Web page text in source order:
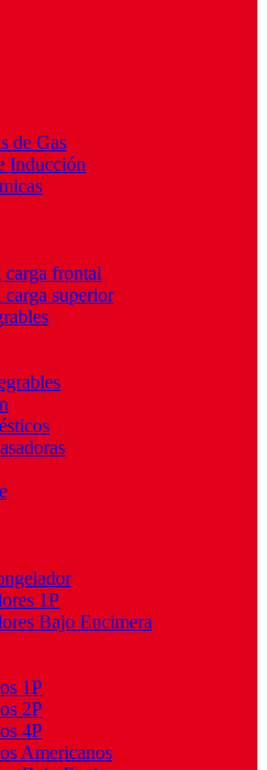
de Gas
Inducción
carga frontal
superior
1P
Bajo Encimera
1P
2P
4P
Americanos